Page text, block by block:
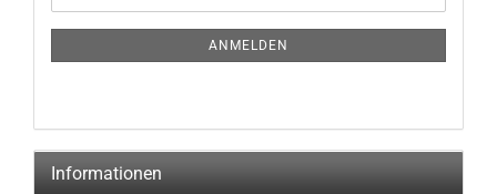
Mail
ANMELDEN
Informationen